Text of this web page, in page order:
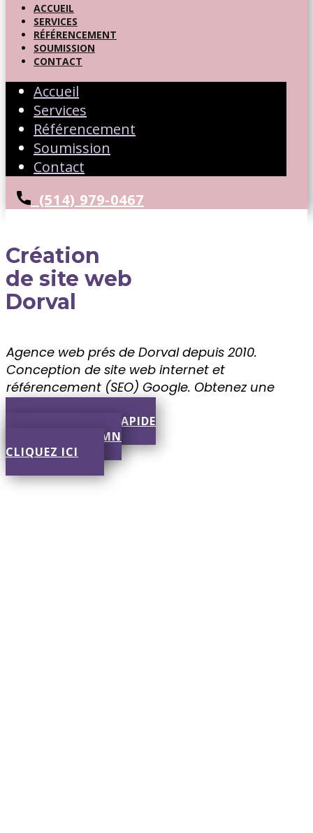
ACCUEIL
SERVICES
RÉFÉRENCEMENT
SOUMISSION
CONTACT
Accueil
Services
Référencement
Soumission
Contact
(514) 979-0467
Création
de site web
Dorval
Agence web prés de Dorval depuis 2010.
Conception de site web internet et
référencement (SEO) Google. ​Obtenez une
SOUMISSION RAPIDE
RÉPONSE EN 30 MN
CLIQUEZ ICI